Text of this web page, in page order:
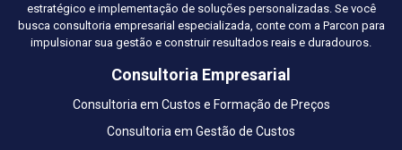
estratégico e implementação de soluções personalizadas. Se você
busca consultoria empresarial especializada, conte com a Parcon para
impulsionar sua gestão e construir resultados reais e duradouros.
Consultoria Empresarial
Consultoria em Custos e Formação de Preços
Consultoria em Gestão de Custos